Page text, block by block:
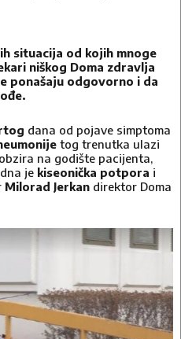
situacija od kojih mnoge
niškog Doma zdravlja
ponašaju odgovorno i da
dana od pojave simptoma
tog trenutka ulazi
na godište pacijenta,
je kiseonička potpora i
Milorad Jerkan direktor Doma